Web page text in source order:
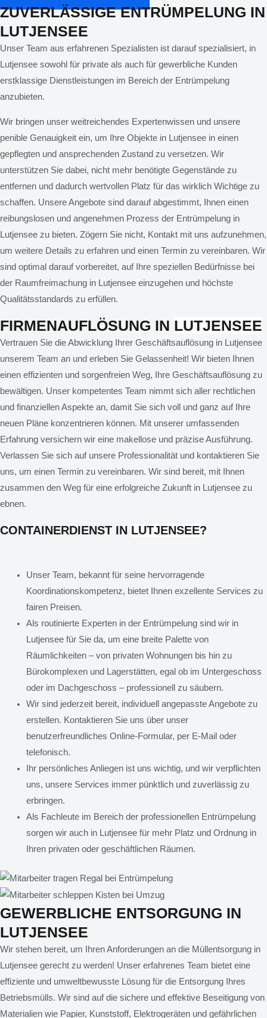
ZUVERLÄSSIGE ENTRÜMPELUNG IN
LUTJENSEE
Unser Team aus erfahrenen Spezialisten ist darauf spezialisiert, in
Lutjensee sowohl für private als auch für gewerbliche Kunden
erstklassige Dienstleistungen im Bereich der Entrümpelung
anzubieten.
Wir bringen unser weitreichendes Expertenwissen und unsere
penible Genauigkeit ein, um Ihre Objekte in Lutjensee in einen
gepflegten und ansprechenden Zustand zu versetzen. Wir
unterstützen Sie dabei, nicht mehr benötigte Gegenstände zu
entfernen und dadurch wertvollen Platz für das wirklich Wichtige zu
schaffen. Unsere Angebote sind darauf abgestimmt, Ihnen einen
reibungslosen und angenehmen Prozess der Entrümpelung in
Lutjensee zu bieten. Zögern Sie nicht, Kontakt mit uns aufzunehmen,
um weitere Details zu erfahren und einen Termin zu vereinbaren. Wir
sind optimal darauf vorbereitet, auf Ihre speziellen Bedürfnisse bei
der Raumfreimachung in Lutjensee einzugehen und höchste
Qualitätsstandards zu erfüllen.
FIRMENAUFLÖSUNG IN LUTJENSEE
Vertrauen Sie die Abwicklung Ihrer Geschäftsauflösung in Lutjensee
unserem Team an und erleben Sie Gelassenheit! Wir bieten Ihnen
einen effizienten und sorgenfreien Weg, Ihre Geschäftsauflösung zu
bewältigen. Unser kompetentes Team nimmt sich aller rechtlichen
und finanziellen Aspekte an, damit Sie sich voll und ganz auf Ihre
neuen Pläne konzentrieren können. Mit unserer umfassenden
Erfahrung versichern wir eine makellose und präzise Ausführung.
Verlassen Sie sich auf unsere Professionalität und kontaktieren Sie
uns, um einen Termin zu vereinbaren. Wir sind bereit, mit Ihnen
zusammen den Weg für eine erfolgreiche Zukunft in Lutjensee zu
ebnen.
CONTAINERDIENST IN LUTJENSEE?
Unser Team, bekannt für seine hervorragende
Koordinationskompetenz, bietet Ihnen exzellente Services zu
fairen Preisen.
Als routinierte Experten in der Entrümpelung sind wir in
Lutjensee für Sie da, um eine breite Palette von
Räumlichkeiten – von privaten Wohnungen bis hin zu
Bürokomplexen und Lagerstätten, egal ob im Untergeschoss
oder im Dachgeschoss – professionell zu säubern.
Wir sind jederzeit bereit, individuell angepasste Angebote zu
erstellen. Kontaktieren Sie uns über unser
benutzerfreundliches Online-Formular, per E-Mail oder
telefonisch.
Ihr persönliches Anliegen ist uns wichtig, und wir verpflichten
uns, unsere Services immer pünktlich und zuverlässig zu
erbringen.
Als Fachleute im Bereich der professionellen Entrümpelung
sorgen wir auch in Lutjensee für mehr Platz und Ordnung in
Ihren privaten oder geschäftlichen Räumen.
GEWERBLICHE ENTSORGUNG IN
LUTJENSEE
Wir stehen bereit, um Ihren Anforderungen an die Müllentsorgung in
Lutjensee gerecht zu werden! Unser erfahrenes Team bietet eine
effiziente und umweltbewusste Lösung für die Entsorgung Ihres
Betriebsmülls. Wir sind auf die sichere und effektive Beseitigung von
Materialien wie Papier, Kunststoff, Elektrogeräten und gefährlichen